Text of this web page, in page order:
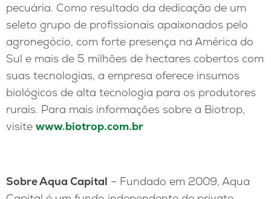
pecuária. Como resultado da dedicação de um
seleto grupo de profissionais apaixonados pelo
agronegócio, com forte presença na América do
Sul e mais de 5 milhões de hectares cobertos com
suas tecnologias, a empresa oferece insumos
biológicos de alta tecnologia para os produtores
rurais. Para mais informações sobre a Biotrop,
visite www.biotrop.com.br
Sobre Aqua Capital – Fundado em 2009, Aqua